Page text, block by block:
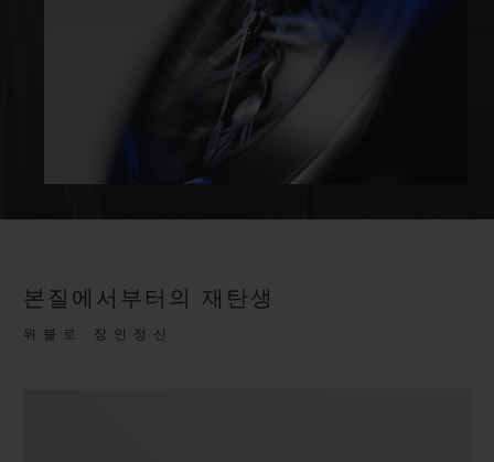
본질에서부터의 재탄생
위블로 장인정신